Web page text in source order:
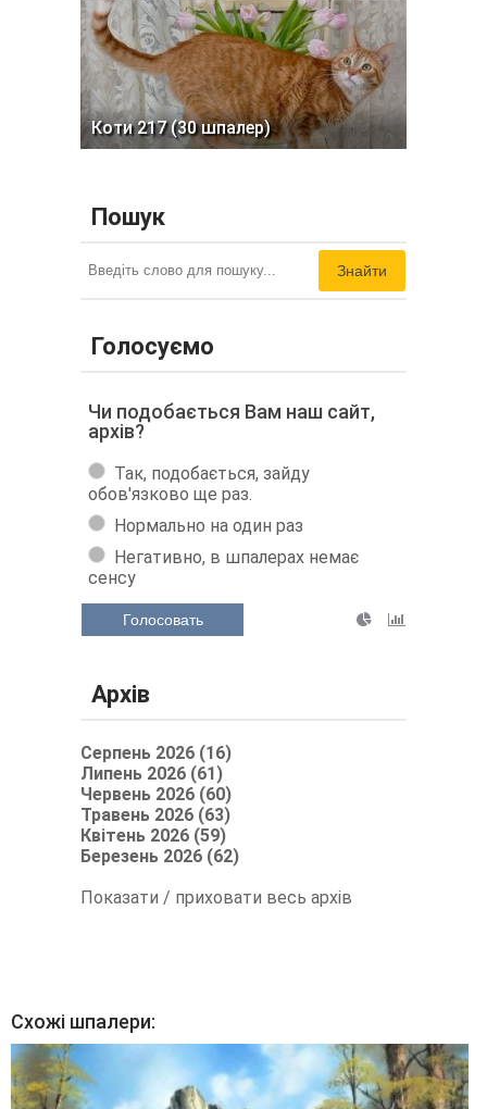
Коти 217 (30 шпалер)
Пошук
Знайти
Голосуємо
Чи подобається Вам наш сайт,
архів?
Так, подобається, зайду
обов'язково ще раз.
Нормально на один раз
Негативно, в шпалерах немає
сенсу
Голосовать
Архів
Серпень 2026 (16)
Липень 2026 (61)
Червень 2026 (60)
Травень 2026 (63)
Квітень 2026 (59)
Березень 2026 (62)
Показати / приховати весь архів
Схожі шпалери: